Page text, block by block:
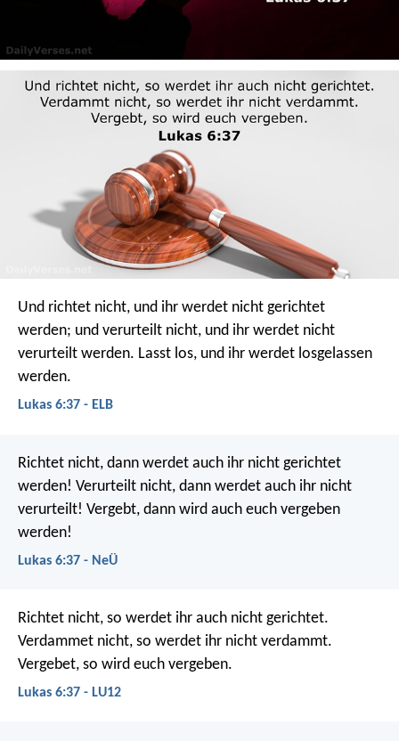
Und richtet nicht, und ihr werdet nicht gerichtet
werden; und verurteilt nicht, und ihr werdet nicht
verurteilt werden. Lasst los, und ihr werdet losgelassen
werden.
Lukas 6:37 - ELB
Richtet nicht, dann werdet auch ihr nicht gerichtet
werden! Verurteilt nicht, dann werdet auch ihr nicht
verurteilt! Vergebt, dann wird auch euch vergeben
werden!
Lukas 6:37 - NeÜ
Richtet nicht, so werdet ihr auch nicht gerichtet.
Verdammet nicht, so werdet ihr nicht verdammt.
Vergebet, so wird euch vergeben.
Lukas 6:37 - LU12